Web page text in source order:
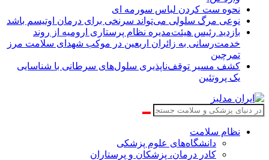
نحوه ست کردن لباس سورمه ای
نوعی مرگ سلولی می‌تواند سرنخی برای درمان اوتیسم باشد
بازدید رئیس هیئت‌مدیره نظام پرستاری ارومیه از روند
خدمت‌رسانی به زائران اربعین در موکب شهدای سلامت مرز
تمرچین
کشف مسیر توقف‌ناپذیری سلول‌های سرطانی با شناسایی
یک پروتئین
نظام سلامت
دانشگاه‌های علوم پزشکی
کادر درمان، پزشکان و پرستاران